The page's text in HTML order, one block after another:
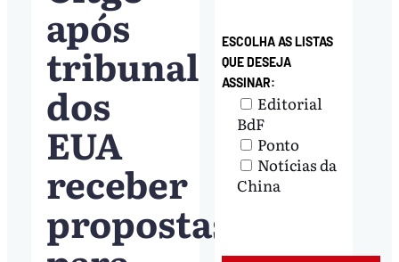
após
tribunal
dos
EUA
receber
propostas
ESCOLHA AS LISTAS
QUE DESEJA
ASSINAR:
Editorial
BdF
Ponto
Notícias da
China